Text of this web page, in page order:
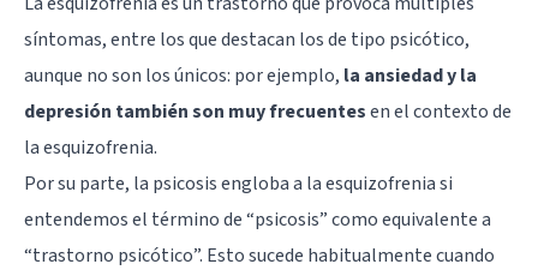
síntomas, entre los que destacan los de tipo psicótico,
aunque no son los únicos: por ejemplo, la ansiedad y la
depresión también son muy frecuentesen el contexto de
la esquizofrenia.
Por su parte, la psicosis engloba a la esquizofrenia si
entendemos el término de “psicosis” como equivalente a
“trastorno psicótico”. Esto sucede habitualmente cuando